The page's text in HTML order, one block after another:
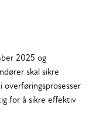
2025 og
skal sikre
for å sikre effektiv